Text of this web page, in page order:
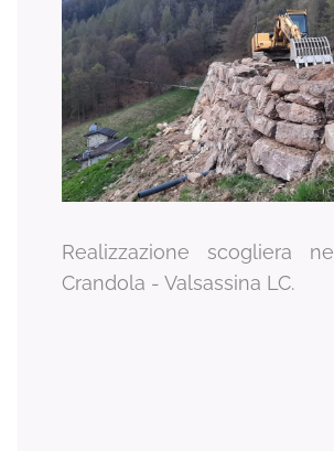
Realizzazione scogliera
Crandola - Valsassina LC.